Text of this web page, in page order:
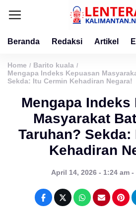
Beranda Redaksi Artikel
Home / Barito kuala /
Mengapa Indeks Kepuasan
Sekda: Itu Cermin Kehadiran Negara!
Mengapa Indeks
Masyarakat
Taruhan? Sekda:
Kehadiran
April 14, 2026 - 1:24 am